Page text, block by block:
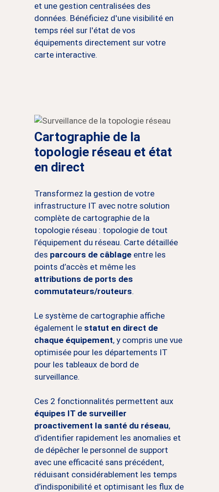
et une gestion centralisées des
données. Bénéficiez d'une visibilité en
temps réel sur l'état de vos
équipements directement sur votre
carte interactive.
Cartographie de la
topologie réseau et état
en direct
Transformez la gestion de votre
infrastructure IT avec notre solution
complète de cartographie de la
topologie réseau : topologie de tout
l’équipement du réseau. Carte détaillée
des parcours de câblage entre les
points d’accès et même les
attributions de ports des
commutateurs/routeurs.
Le système de cartographie affiche
également le statut en direct de
chaque équipement, y compris une vue
optimisée pour les départements IT
pour les tableaux de bord de
surveillance.
Ces 2 fonctionnalités permettent aux
équipes IT de surveiller
proactivement la santé du réseau,
d’identifier rapidement les anomalies et
de dépêcher le personnel de support
avec une efficacité sans précédent,
réduisant considérablement les temps
d’indisponibilité et optimisant les flux de